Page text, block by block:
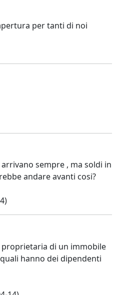
per tanti di noi
sempre , ma soldi in
andare avanti cosi?
di un immobile
hanno dei dipendenti